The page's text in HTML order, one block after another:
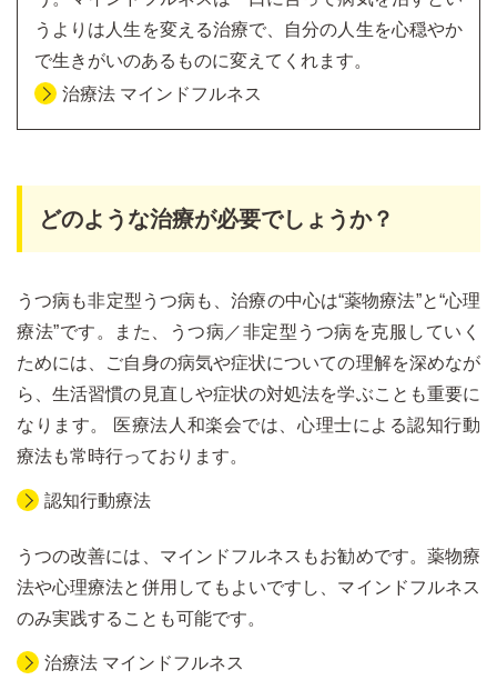
うよりは人生を変える治療で、自分の人生を心穏やか
で生きがいのあるものに変えてくれます。
治療法 マインドフルネス
どのような治療が必要でしょうか？
うつ病も非定型うつ病も、治療の中心は“薬物療法”と“心理
療法”です。また、うつ病／非定型うつ病を克服していく
ためには、ご自身の病気や症状についての理解を深めなが
ら、生活習慣の見直しや症状の対処法を学ぶことも重要に
なります。 医療法人和楽会では、心理士による認知行動
療法も常時行っております。
認知行動療法
うつの改善には、マインドフルネスもお勧めです。薬物療
法や心理療法と併用してもよいですし、マインドフルネス
のみ実践することも可能です。
治療法 マインドフルネス